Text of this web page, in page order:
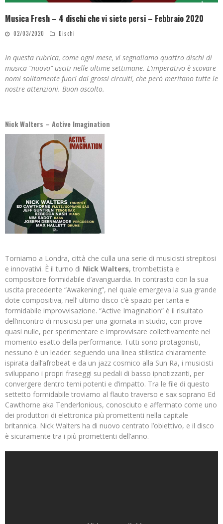
Musica Fresh – 4 dischi che vi siete persi – Febbraio 2020
02/03/2020 Dischi
In questa rubrica, come ogni mese, vi segnaliamo quattro dischi di
musica “nuova” usciti nelle ultime settimane. L’imperativo è scovare
nomi solitamente fuori dai grossi circuiti, che però meritano tutte le
nostre attenzioni. Buon ascolto.
Nick Walters – Active Imagination
Torniamo a Londra, città che culla una serie di musicisti strepitosi
e innovativi. È il turno di Nick Walters, trombettista e
compositore formidabile d’avanguardia. In contrasto con la sua
uscita precedente “Awakening”, nel quale emergeva la sua grande
dote compositiva, nell’ ultimo disco c’è spazio per tanta e
formidabile improvvisazione. “Active Imagination” è il risultato
dell’incontro di musicisti per una giornata in studio, con prove
quasi nulle, per sperimentare e improvvisare collettivamente nel
momento esatto della performance. Tutti sono protagonisti,
nessuno è un leader: seguendo una linea stilistica chiaramente
ispirata dall’afrobeat e da un jazz cosmico alla Sun Ra, i musicisti
sviluppano i propri fraseggi su pedali di basso ipnotizzanti, per
convergere dentro temi potenti e d’impatto. Tra le file di questo
settetto formidabile troviamo al flauto traverso e sax soprano Ed
Cawthorne aka Tenderlonious, conosciuto e affermato come uno
dei produttori di elettronica più promettenti nella capitale
britannica. Nick Walters ha di nuovo centrato l’obiettivo, e il disco
è sicuramente tra i più promettenti dell’anno.